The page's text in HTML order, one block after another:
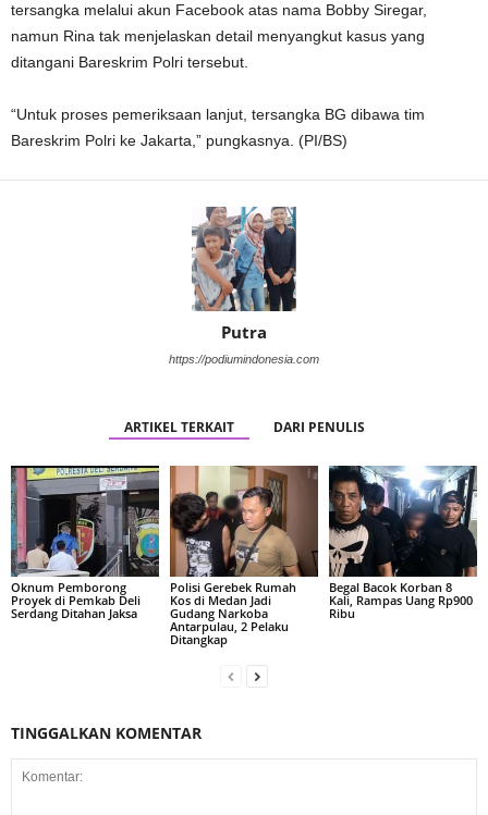
tersangka melalui akun Facebook atas nama Bobby Siregar,
namun Rina tak menjelaskan detail menyangkut kasus yang
ditangani Bareskrim Polri tersebut.
“Untuk proses pemeriksaan lanjut, tersangka BG dibawa tim
Bareskrim Polri ke Jakarta,” pungkasnya. (PI/BS)
Putra
https://podiumindonesia.com
ARTIKEL TERKAIT DARI PENULIS
Oknum Pemborong
Proyek di Pemkab Deli
Serdang Ditahan Jaksa
Polisi Gerebek Rumah
Kos di Medan Jadi
Gudang Narkoba
Antarpulau, 2 Pelaku
Ditangkap
Begal Bacok Korban 8
Kali, Rampas Uang Rp900
Ribu
TINGGALKAN KOMENTAR